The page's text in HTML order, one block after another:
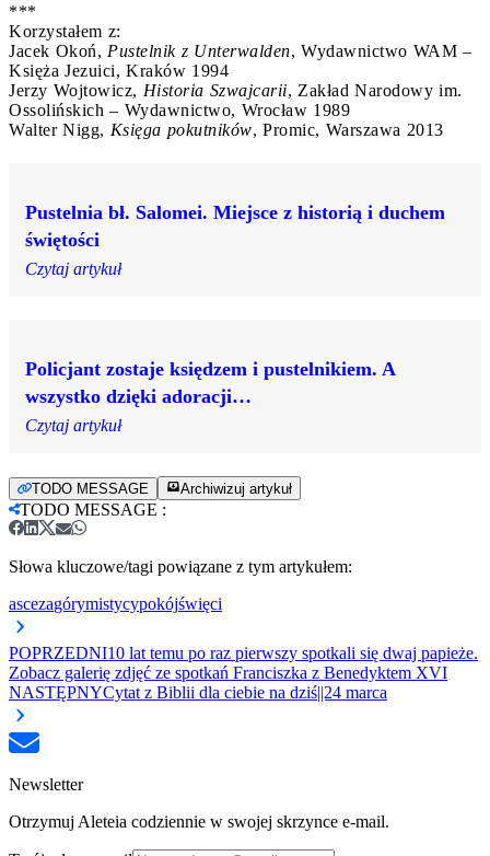
***
Korzystałem z:
Jacek Okoń, Pustelnik z Unterwalden, Wydawnictwo WAM –
Księża Jezuici, Kraków 1994
Jerzy Wojtowicz, Historia Szwajcarii, Zakład Narodowy im.
Ossolińskich – Wydawnictwo, Wrocław 1989
Walter Nigg, Księga pokutników, Promic, Warszawa 2013
Pustelnia bł. Salomei. Miejsce z historią i duchem
świętości
Czytaj artykuł
Policjant zostaje księdzem i pustelnikiem. A
wszystko dzięki adoracji…
Czytaj artykuł
TODO MESSAGE Archiwizuj artykuł
TODO MESSAGE :
Słowa kluczowe/tagi powiązane z tym artykułem:
ascezagórymistycypokójświęci
POPRZEDNI10 lat temu po raz pierwszy spotkali się dwaj papieże.
Zobacz galerię zdjęć ze spotkań Franciszka z Benedyktem XVI
NASTĘPNYCytat z Biblii dla ciebie na dziś||24 marca
Newsletter
Otrzymuj Aleteia codziennie w swojej skrzynce e-mail.